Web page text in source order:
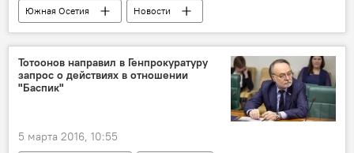
Южная Осетия Новости
Тотоонов направил в Генпрокуратуру
запрос о действиях в отношении
"Баспик"
5 марта 2016, 10:55